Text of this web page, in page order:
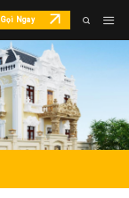
Gọi Ngay